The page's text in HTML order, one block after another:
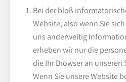
Bei der bloß
Website, also wenn Sie
uns anderweitig
erheben wir nur die
die Ihr Browser an unseren
Wenn Sie unsere Website